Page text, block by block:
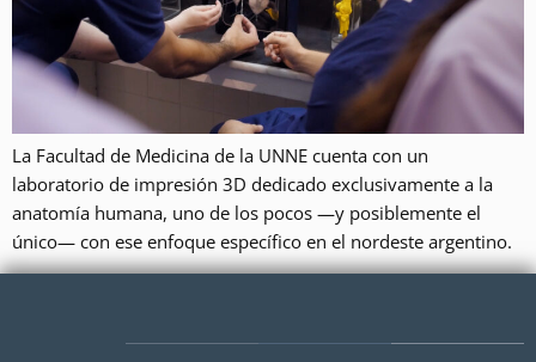
La Facultad de Medicina de la UNNE cuenta con un
laboratorio de impresión 3D dedicado exclusivamente a la
anatomía humana, uno de los pocos —y posiblemente el
único— con ese enfoque específico en el nordeste argentino.